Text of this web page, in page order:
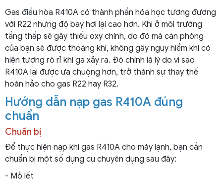
Gas điều hòa R410A có thành phần hóa học tương đương
với R22 nhưng độ bay hơi lại cao hơn. Khi ở môi trường
tầng thấp sẽ gây thiếu oxy chính, do đó mà căn phòng
của bạn sẽ được thoáng khí, không gây nguy hiểm khi có
hiện tượng rò rỉ khí ga xảy ra. Đó chính là lý do vì sao
R410A lại được ưa chuộng hơn, trở thành sự thay thế
hoàn hảo cho gas R22 hay R32.
Hướng dẫn nạp gas R410A đúng
chuẩn
Chuẩn bị
Để thực hiện nạp khí gas R410A cho máy lạnh, bạn cần
chuẩn bị một số dụng cụ chuyên dụng sau đây:
- Mỏ lết